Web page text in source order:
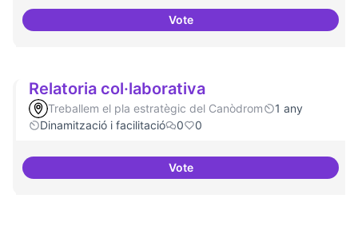
VoteRepositori de coneixement
Relatoria col·laborativa
Treballem el pla estratègic del Canòdrom
1 any
Dinamització i facilitació
0 0
VoteRelatoria col·laborativa